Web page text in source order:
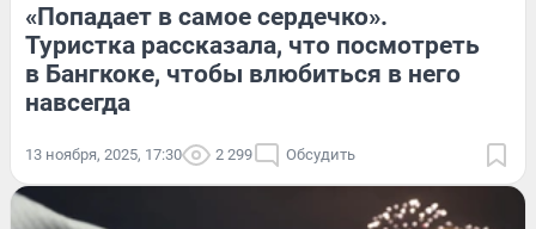
«Попадает в самое сердечко».
Туристка рассказала, что посмотреть
в Бангкоке, чтобы влюбиться в него
навсегда
13 ноября, 2025, 17:30 2 299 Обсудить